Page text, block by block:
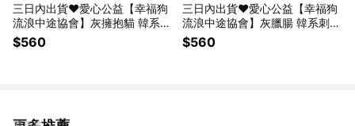
三日內出貨❤️愛心公益【幸福狗
流浪中途協會】灰擁抱貓 韓系刺
繡托特包 大容量斜背包 環保防
潑水耐磨布料 可收納 幫助苗栗
$560
三日內出貨❤️愛心公益【幸福狗
流浪中途協會】灰臘腸 韓系刺繡
托特包 大容量斜背包 環保防潑
水耐磨布料 可收納 幫助苗栗流
$560